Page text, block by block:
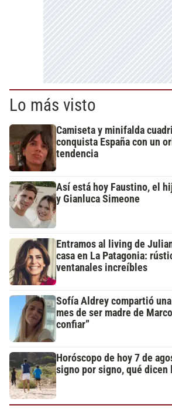
Lo más visto
Camiseta y minifalda
conquista España con un
tendencia
Así está hoy Faustino, el
y Gianluca Simeone
Entramos al living de
casa en La Patagonia:
ventanales increíbles
Sofía Aldrey compartió
mes de ser madre de
confiar”
Horóscopo de hoy 7 de
signo por signo, qué dicen